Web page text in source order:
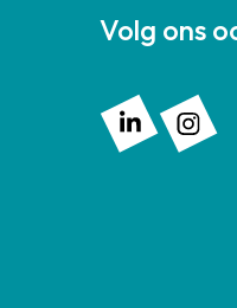
Volg ons
Volg